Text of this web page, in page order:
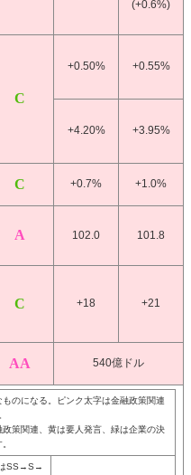
(+0.6%)
+0.50% +0.55%
+4.20% +3.95%
+0.7% +1.0%
102.0 101.8
+18 +21
540億ドル
のになる。ピンク太字は金融政策関連
策関連、黄は要人発言、緑は企業の決
SS→S→